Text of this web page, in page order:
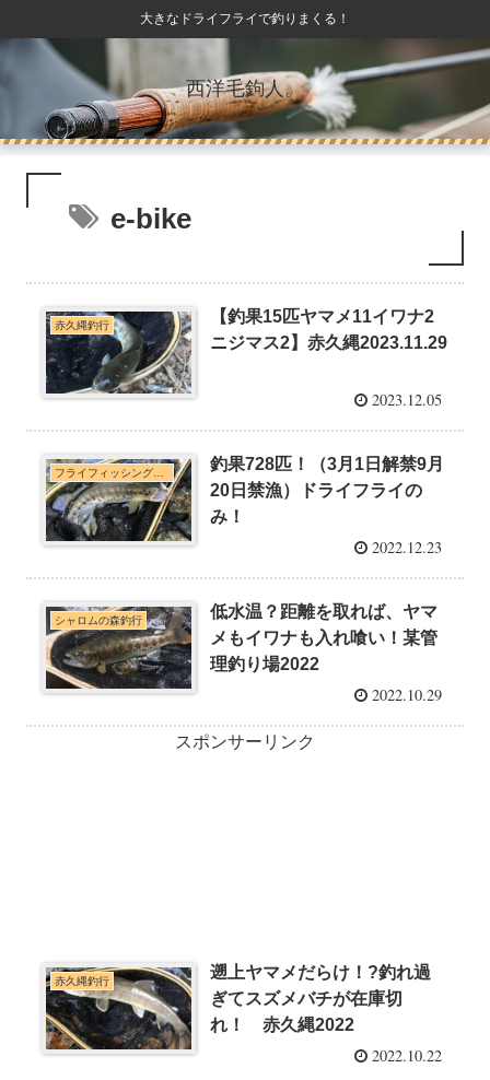
大きなドライフライで釣りまくる！
西洋毛鉤人。
e-bike
赤久縄釣行
【釣果15匹ヤマメ11イワナ2
ニジマス2】赤久縄2023.11.29
2023.12.05
釣果728匹！（3月1日解禁9月
20日禁漁）ドライフライの
み！
2022.12.23
シャロムの森釣行
低水温？距離を取れば、ヤマ
メもイワナも入れ喰い！某管
理釣り場2022
2022.10.29
スポンサーリンク
赤久縄釣行
遡上ヤマメだらけ！?釣れ過
ぎてスズメバチが在庫切
れ！ 赤久縄2022
2022.10.22